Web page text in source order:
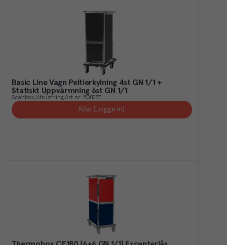
Basic Line Vagn Peltierkylning 4st GN 1/1 +
Statiskt Uppvärmning 6st GN 1/1
Scanbox Utrustning Art.nr. 508277
Köp (Logga in)